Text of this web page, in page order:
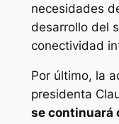
necesidades
desarrollo del
conectividad
Por último, la
presidenta
se continuará